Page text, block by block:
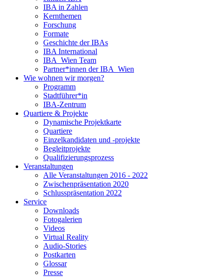
IBA in Zahlen
Kernthemen
Forschung
Formate
Geschichte der IBAs
IBA International
IBA_Wien Team
Partner*innen der IBA_Wien
Wie wohnen wir morgen?
Programm
Stadtführer*in
IBA-Zentrum
Quartiere & Projekte
Dynamische Projektkarte
Quartiere
Einzelkandidaten und -projekte
Begleitprojekte
Qualifizierungsprozess
Veranstaltungen
Alle Veranstaltungen 2016 - 2022
Zwischenpräsentation 2020
Schlusspräsentation 2022
Service
Downloads
Fotogalerien
Videos
Virtual Reality
Audio-Stories
Postkarten
Glossar
Presse